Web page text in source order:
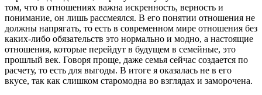
том, что в отношениях важна искренность, верность и
понимание, он лишь рассмеялся. В его понятии отношения не
должны напрягать, то есть в современном мире отношения без
каких-либо обязательств это нормально и модно, а настоящие
отношения, которые перейдут в будущем в семейные, это
прошлый век. Говоря проще, даже семья сейчас создается по
расчету, то есть для выгоды. В итоге я оказалась не в его
вкусе, так как слишком старомодна во взглядах и заморочена.